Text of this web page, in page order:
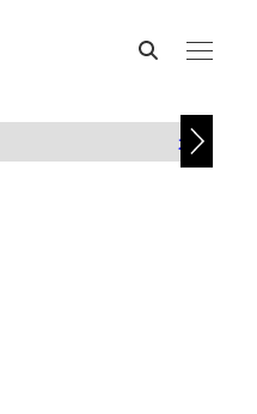
カスタム